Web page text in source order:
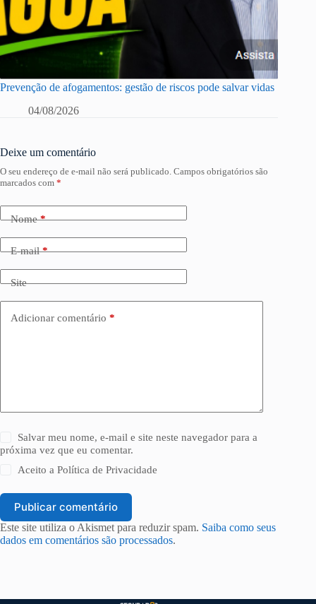
Prevenção de afogamentos: gestão de riscos pode salvar vidas
04/08/2026
Deixe um comentário
O seu endereço de e-mail não será publicado. Campos obrigatórios são
marcados com *
Nome*
E-mail*
Site
Adicionar comentário *
Salvar meu nome, e-mail e site neste navegador para a
próxima vez que eu comentar.
Aceito aPolítica de Privacidade
Publicar comentário
Este site utiliza o Akismet para reduzir spam. Saiba como seus
dados em comentários são processados.